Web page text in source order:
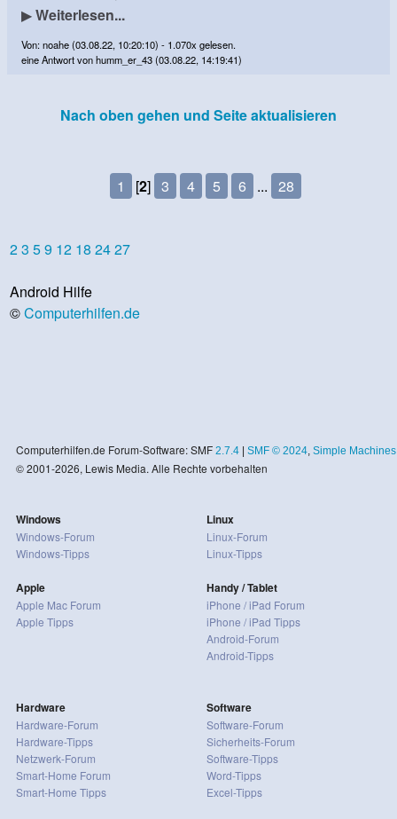
▶Weiterlesen...
Von: noahe (03.08.22, 10:20:10) - 1.070x gelesen.
eine Antwort von humm_er_43 (03.08.22, 14:19:41)
Nach oben gehen und Seite aktualisieren
1 [2] 3 4 5 6 ... 28
23 59 12 18 2427
Android Hilfe
©Computerhilfen.de
Computerhilfen.de Forum-Software: SMF 2.7.4| SMF © 2024, Simple Machines
© 2001-2026, Lewis Media. Alle Rechte vorbehalten
Windows
Windows-Forum
Windows-Tipps
Apple
Apple Mac Forum
Apple Tipps
Linux
Linux-Forum
Linux-Tipps
Handy / Tablet
iPhone / iPad Forum
iPhone / iPad Tipps
Android-Forum
Android-Tipps
Hardware
Hardware-Forum
Hardware-Tipps
Netzwerk-Forum
Smart-Home Forum
Smart-Home Tipps
Software
Software-Forum
Sicherheits-Forum
Software-Tipps
Word-Tipps
Excel-Tipps